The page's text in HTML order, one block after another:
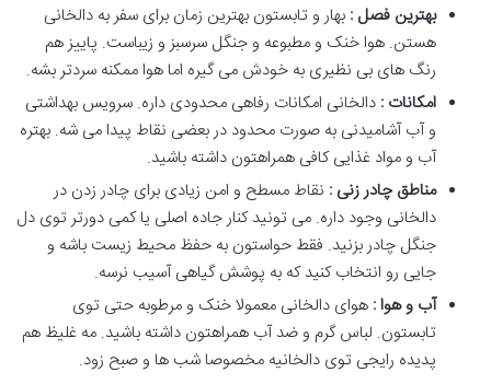
بهترین فصل : بهار و تابستون بهترین زمان برای سفر به دالخانی
هستن. هوا خنک و مطبوعه و جنگل سرسبز و زیباست. پاییز هم
رنگ های بی نظیری به خودش می گیره اما هوا ممکنه سردتر بشه.
امکانات : دالخانی امکانات رفاهی محدودی داره. سرویس بهداشتی
و آب آشامیدنی به صورت محدود در بعضی نقاط پیدا می شه. بهتره
آب و مواد غذایی کافی همراهتون داشته باشید.
مناطق چادر زنی : نقاط مسطح و امن زیادی برای چادر زدن در
دالخانی وجود داره. می تونید کنار جاده اصلی یا کمی دورتر توی دل
جنگل چادر بزنید. فقط حواستون به حفظ محیط زیست باشه و
جایی رو انتخاب کنید که به پوشش گیاهی آسیب نرسه.
آب و هوا : هوای دالخانی معمولا خنک و مرطوبه حتی توی
تابستون. لباس گرم و ضد آب همراهتون داشته باشید. مه غلیظ هم
پدیده رایجی توی دالخانیه مخصوصا شب ها و صبح زود.